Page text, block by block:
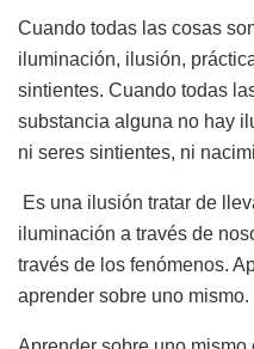
Cuando todas las cosas
iluminación, ilusión,
sintientes. Cuando todas
substancia alguna no hay
ni seres sintientes, ni
Es una ilusión tratar de
iluminación a través de
través de los fenómenos.
aprender sobre uno mismo.